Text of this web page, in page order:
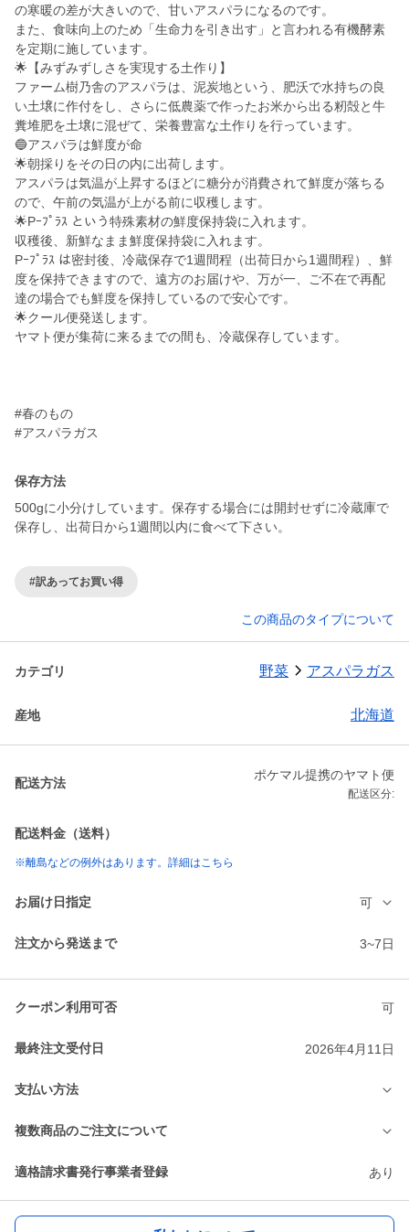
の寒暖の差が大きいので、甘いアスパラになるのです。
また、食味向上のため「生命力を引き出す」と言われる有機酵素
を定期に施しています。
🌟【みずみずしさを実現する土作り】
ファーム樹乃舎のアスパラは、泥炭地という、肥沃で水持ちの良
い土壌に作付をし、さらに低農薬で作ったお米から出る籾殻と牛
糞堆肥を土壌に混ぜて、栄養豊富な土作りを行っています。
🔵アスパラは鮮度が命
🌟朝採りをその日の内に出荷します。
アスパラは気温が上昇するほどに糖分が消費されて鮮度が落ちる
ので、午前の気温が上がる前に収穫します。
🌟Pｰﾌﾟﾗｽ という特殊素材の鮮度保持袋に入れます。
収穫後、新鮮なまま鮮度保持袋に入れます。
Pｰﾌﾟﾗｽ は密封後、冷蔵保存で1週間程（出荷日から1週間程）、鮮
度を保持できますので、遠方のお届けや、万が一、ご不在で再配
達の場合でも鮮度を保持しているので安心です。
🌟クール便発送します。
ヤマト便が集荷に来るまでの間も、冷蔵保存しています。
#春のもの
#アスパラガス
保存方法
500gに小分けしています。保存する場合には開封せずに冷蔵庫で
保存し、出荷日から1週間以内に食べて下さい。
#訳あってお買い得
この商品のタイプについて
カテゴリ 野菜 アスパラガス
産地 北海道
配送方法
ポケマル提携のヤマト便
配送区分:
配送料金（送料）
※離島などの例外はあります。詳細はこちら
お届け日指定 可
注文から発送まで 3~7日
クーポン利用可否 可
最終注文受付日 2026年4月11日
支払い方法
複数商品のご注文について
適格請求書発行事業者登録 あり